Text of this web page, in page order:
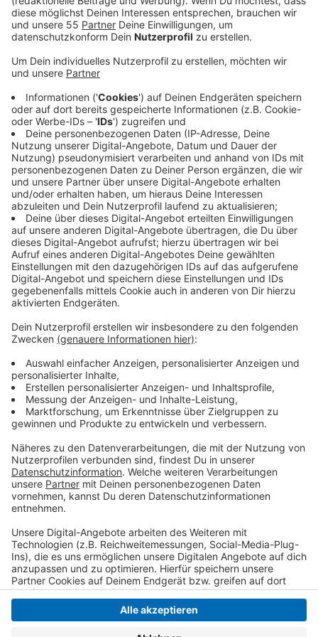
Anzeige
Nerenbroicker Weg und besteht aus elf Bäumen. Zehn
Bäume stehen für die bekannten Opfer des NSU,
während ein weiterer Baum allen unbekannten Opfern
rassistischer Gewalt gewidmet ist. Die Bäume sollen
einen Raum zum Gedenken an die Opfer schaffen und
außerdem ein Zeichen gegen die Gefahr des rechten
Terrors setzen.
Anzeige
Vandalismus an der Gedenkstätte
Anzeige
Im Vorfeld der Einweihung kam es zu Vandalismus an
der Gedenkstätte. Die Polizei stuft den Vorfall als
Sachbeschädigung ein, weshalb der Staatsschutz
nicht ermittelt. Die Schmierereien wurden inzwischen
entfernt.
Anzeige
Anzeige